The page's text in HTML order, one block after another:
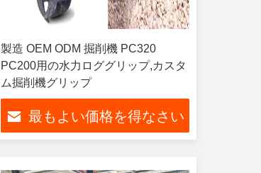
製造 OEM ODM 掘削機 PC320
PC200用の水力ロググリップ,カスタ
ム掘削機グリップ
最もよい価格を得なさい